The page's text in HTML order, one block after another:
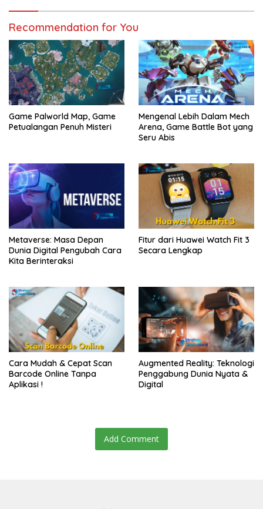
Recommendation for You
Game Palworld Map, Game
Petualangan Penuh Misteri
Mengenal Lebih Dalam Mech
Arena, Game Battle Bot yang
Seru Abis
Metaverse: Masa Depan
Dunia Digital Pengubah Cara
Kita Berinteraksi
Fitur dari Huawei Watch Fit 3
Secara Lengkap
Cara Mudah & Cepat Scan
Barcode Online Tanpa
Aplikasi !
Augmented Reality: Teknologi
Penggabung Dunia Nyata &
Digital
Add Comment